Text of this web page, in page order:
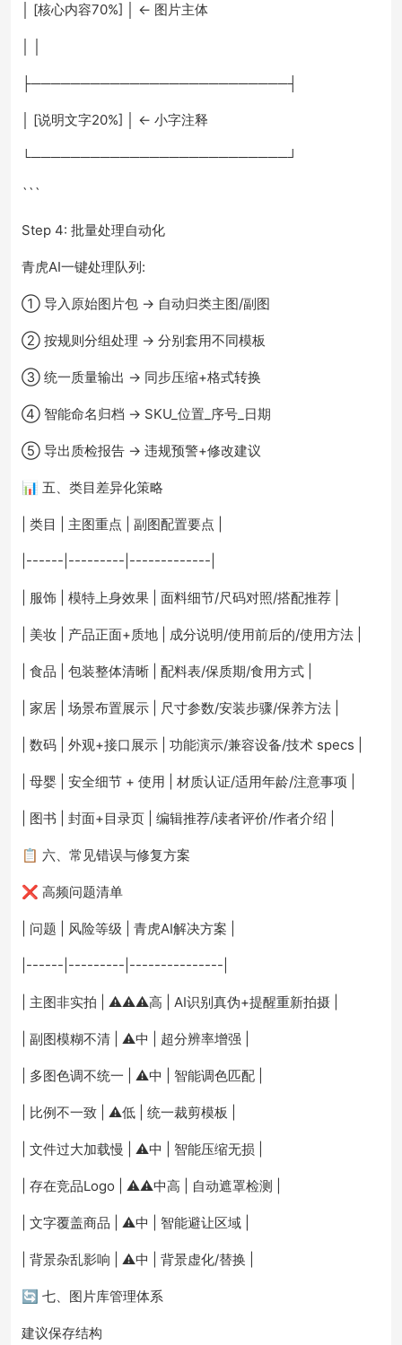
│ [核心内容70%] │ ← 图片主体
├──────────────────────────┤
│ [说明文字20%] │ ← 小字注释
└──────────────────────────┘
```
Step 4: 批量处理自动化
青虎AI一键处理队列:
① 导入原始图片包 → 自动归类主图/副图
② 按规则分组处理 → 分别套用不同模板
③ 统一质量输出 → 同步压缩+格式转换
④ 智能命名归档 → SKU_位置_序号_日期
⑤ 导出质检报告 → 违规预警+修改建议
📊 五、类目差异化策略
| 类目 | 主图重点 | 副图配置要点 |
|------|---------|-------------|
| 服饰 | 模特上身效果 | 面料细节/尺码对照/搭配推荐 |
| 美妆 | 产品正面+质地 | 成分说明/使用前后的/使用方法 |
| 食品 | 包装整体清晰 | 配料表/保质期/食用方式 |
| 家居 | 场景布置展示 | 尺寸参数/安装步骤/保养方法 |
| 数码 | 外观+接口展示 | 功能演示/兼容设备/技术 specs |
| 母婴 | 安全细节 + 使用 | 材质认证/适用年龄/注意事项 |
| 图书 | 封面+目录页 | 编辑推荐/读者评价/作者介绍 |
📋 六、常见错误与修复方案
❌ 高频问题清单
| 问题 | 风险等级 | 青虎AI解决方案 |
|------|---------|---------------|
| 主图非实拍 | ⚠⚠⚠高 | AI识别真伪+提醒重新拍摄 |
| 副图模糊不清 | ⚠中 | 超分辨率增强 |
| 多图色调不统一 | ⚠中 | 智能调色匹配 |
| 比例不一致 | ⚠低 | 统一裁剪模板 |
| 文件过大加载慢 | ⚠中 | 智能压缩无损 |
| 存在竞品Logo | ⚠⚠中高 | 自动遮罩检测 |
| 文字覆盖商品 | ⚠中 | 智能避让区域 |
| 背景杂乱影响 | ⚠中 | 背景虚化/替换 |
🔄 七、图片库管理体系
建议保存结构